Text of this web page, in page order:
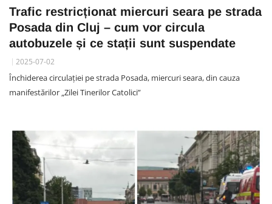
Trafic restricționat miercuri seara pe strada
Posada din Cluj – cum vor circula
autobuzele și ce stații sunt suspendate
2025-07-02
Închiderea circulației pe strada Posada, miercuri seara, din cauza
manifestărilor „Zilei Tinerilor Catolici”